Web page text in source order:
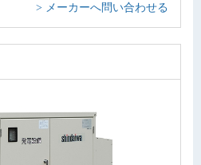
> メーカーへ問い合わせる